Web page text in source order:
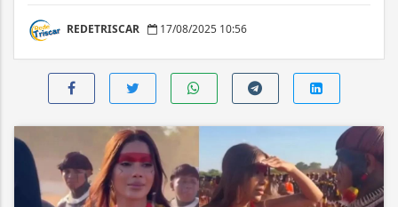
REDETRISCAR 17/08/2025 10:56